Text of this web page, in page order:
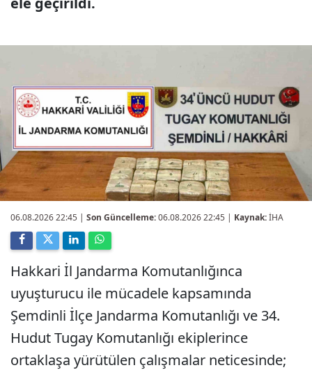
06.08.2026 22:45 | Son Güncelleme:06.08.2026 22:45 | Kaynak:İHA
Hakkari İl Jandarma Komutanlığınca
uyuşturucu ile mücadele kapsamında
Şemdinli İlçe Jandarma Komutanlığı ve 34.
Hudut Tugay Komutanlığı ekiplerince
ortaklaşa yürütülen çalışmalar neticesinde;